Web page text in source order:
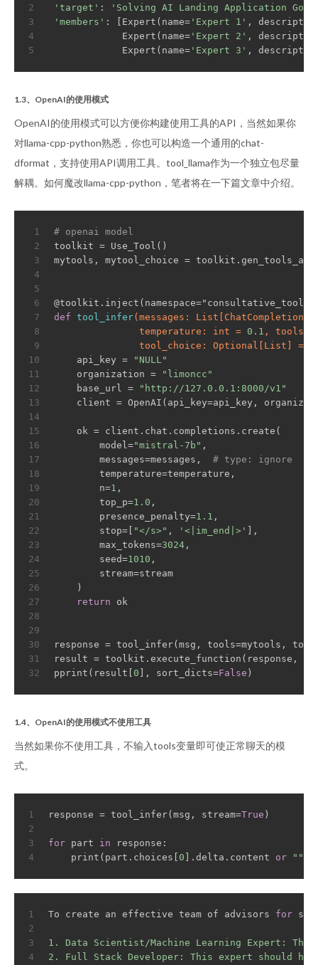
2
3
4
5
'target' :
'Solving AI Landing Application
'members' : [Expert(name= 'Expert 1' ,
             Expert(name=
'Expert 2' ,
             Expert(name=
'Expert 3' ,
1.3、OpenAI的使用模式
OpenAI的使用模式可以方便你构建使用工具的API，当然如果你
对llama-cpp-python熟悉，你也可以构造一个通用的chat-
dformat，支持使用API调用工具。tool_llama作为一个独立包尽量
解耦。如何魔改llama-cpp-python，笔者将在一下篇文章中介绍。
1
2
3
4
5
6
7
8
9
10
11
12
13
14
15
16
17
18
19
20
21
22
23
24
25
26
27
28
29
30
31
32
# openai model
toolkit = Use_Tool()
mytools, mytool_choice =
@toolkit.inject(namespace="consultative_tool")
def tool_infer(messages:
               temperature: int =
0.1 , tools:
tool_choice: Optional[List] =
    api_key =
"NULL"
    organization =
"limoncc"
    base_url =
"http://127.0.0.1:8000/v1"
client = OpenAI(api_key=api_key,
    ok = client.chat.completions.create(
        model=
"mistral-7b" ,
        messages=messages,
# type: ignore
        temperature=temperature,
        n=
1 ,
        top_p=
1.0 ,
        presence_penalty=
1.1 ,
        stop=[
"</s>" , '<|im_end|>'
],
        max_tokens=
3024 ,
        seed=
1010 ,
        stream=stream
    )
return ok
response = tool_infer(msg, tools=mytools,
result = toolkit.execute_function(response,
pprint(result[ 0 ], sort_dicts=False )
1.4、OpenAI的使用模式不使用工具
当然如果你不使用工具，不输入tools变量即可使正常聊天的模
式。
1
2
3
4
response = tool_infer(msg, stream=True )
for part in response:
    print(part.choices[
0 ].delta.content or ""
1
2
3
4
To create an effective team of advisors for
1. Data Scientist/Machine Learning Expert:
2. Full Stack Developer: This expert should